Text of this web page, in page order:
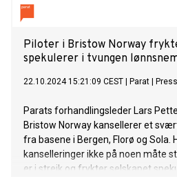
Piloter i Bristow Norway
spekulerer i tvungen
22.10.2024 15:21:09 CEST Parat
Parats forhandlingsleder Lars
Bristow Norway kansellerer et
fra basene i Bergen, Florø og Sola.
kanselleringer ikke på noen måte
er i streik og frykter selskapet